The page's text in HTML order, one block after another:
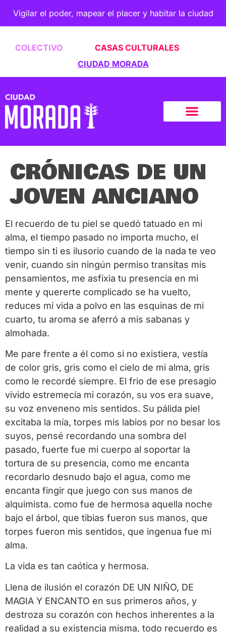
Vigilar el poder, mapear el placer y habitar la ciudad
COLECTIVO
CASAS CULTURALES
CIUDAD MORADA
CRÓNICAS DE UN
JOVEN ANCIANO
El recuerdo de tu piel se quedó tatuado en mi
alma, el tiempo pasado no importa mucho, el
tiempo sin ti es ilusorio cuando de la nada te veo
venir, cuando sin ningún permiso transitas mis
pensamientos, me asfixia tu presencia en mi
mente y quererte complicado se ha vuelto,
reduces mi vida a polvo en las esquinas de mi
cuarto, tu aroma se aferró a mis sabanas y
almohada.
Me pare frente a él como si no existiera, vestía
de color gris, gris como el cielo de mi alma, gris
como le recordé siempre. El frio de ese presagio
vivido estremecía mi corazón, su vos era suave,
su voz enveneno mis sentidos. Su pálida piel
excitaba la mía, torpes mis labios por no besar los
suyos, pensé recordando una sombra del
pasado, fuerte fue mi cuerpo al soportar la
tortura de su presencia, como me encanta
recordarlo desnudo bajo el agua, como me
encanta fingir que juego con sus manos de
alquimista. como fue de hermosa aquella noche
bajo el árbol, que tibias fueron sus manos, que
torpes fueron mis sentidos, que ingenua fue mi
alma.
La vida es tan caótica y hermosa.
Llena de ilusión el corazón DE UN NIÑO, DE
MAGIA Y ENCANTO en sus primeros años, y
destroza su corazón con hechos inherentes a la
realidad a su existencia misma, todo recuerdo es